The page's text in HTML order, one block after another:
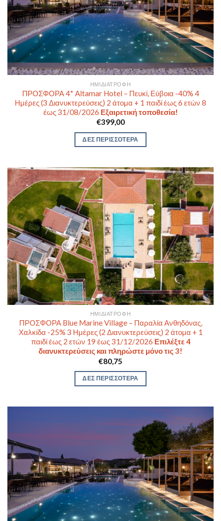
ΗΜΙΔΙΑΤΡΟΦΉ
ΠΡΟΣΦΟΡΑ 4* Altamar Hotel – Πευκί, Εύβοια -40% 4
Ημέρες (3 Διανυκτερεύσεις) 2 άτομα + 1 παιδί έως 6 ετών 8
έως 31/08/2026 Εξαιρετική τοποθεσία!
€399,00
ΔΕΣ ΠΕΡΙΣΣΟΤΕΡΑ
ΗΜΙΔΙΑΤΡΟΦΉ
ΠΡΟΣΦΟΡΑ Blue Marine Village – Παραλία Ανθηδόνας,
Χαλκίδα -25% 3 Ημέρες (2 Διανυκτερεύσεις) 2 άτομα + 1
παιδί έως 2 ετών 19 έως 31/12/2026 Επιλέξτε 4
διανυκτερεύσεις και πληρώστε μόνο τις 3!
€80,75
ΔΕΣ ΠΕΡΙΣΣΟΤΕΡΑ